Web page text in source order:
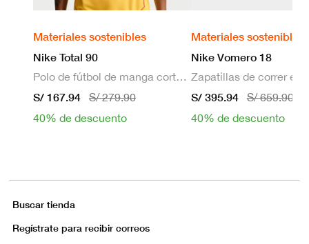
Materiales sostenibles
Nike Total 90
Polo de fútbol de manga corta Dri-FIT para hombre
S/ 167.94
S/ 279.90
40% de descuento
Materiales sostenibles
Nike Vomero 18
S/ 395.94
S/ 659.90
40% de descuento
Buscar tienda
Regístrate para recibir correos